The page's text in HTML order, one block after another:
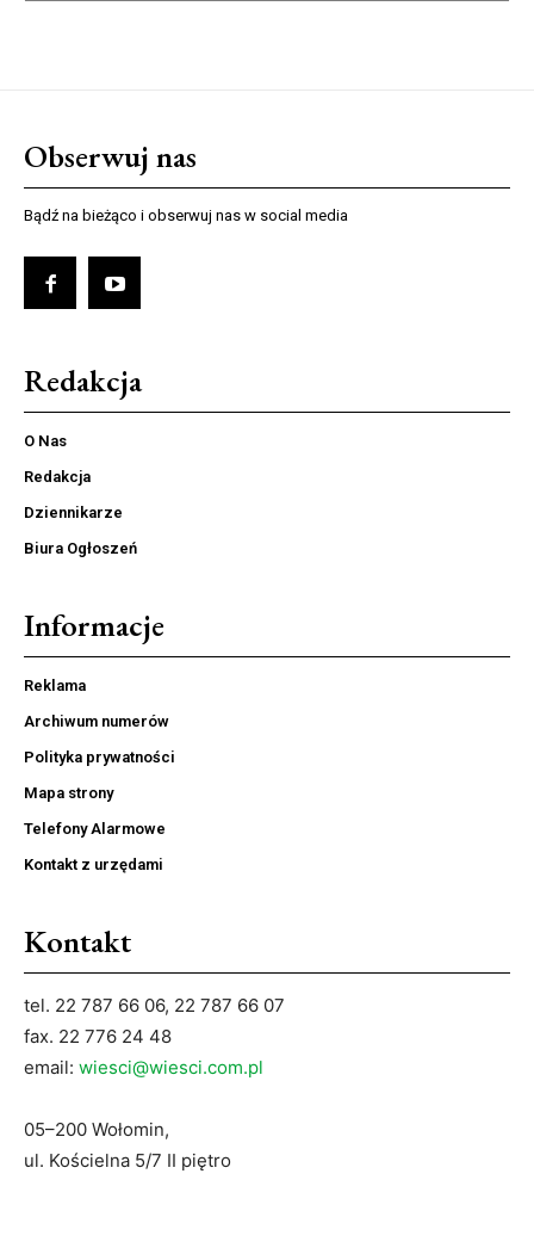
Obserwuj nas
Bądź na bieżąco i obserwuj nas w social media
Redakcja
O Nas
Redakcja
Dziennikarze
Biura Ogłoszeń
Informacje
Reklama
Archiwum numerów
Polityka prywatności
Mapa strony
Telefony Alarmowe
Kontakt z urzędami
Kontakt
tel. 22 787 66 06, 22 787 66 07
fax. 22 776 24 48
email: wiesci@wiesci.com.pl
05–200 Wołomin,
ul. Kościelna 5/7 II piętro